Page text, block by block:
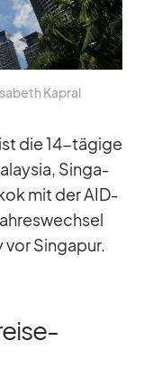
Ka­pral
die 14-tä­gige
Sin­ga­
mit der AID­
Sin­ga­pur.